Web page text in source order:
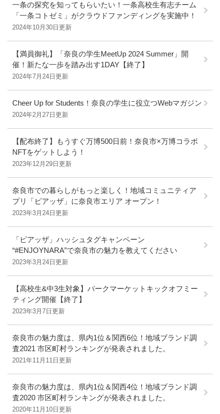
一条の探究を知ってもらいたい！一条高校生有志チーム
「一条コトゼミ」がクラウドファンディングを実施中！
2024年10月30日更新
【満員御礼】「奈良の学生MeetUp 2024 Summer」開
催！新たな一歩を踏み出す1DAY【終了】
2024年7月24日更新
Cheer Up for Students！奈良の学生に役立つWebマガジン
2024年2月27日更新
【配布終了】もうすぐ万博500日前！奈良市×万博コラボ
NFTをゲットしよう！
2023年12月29日更新
奈良市での暮らしがもっと楽しく！地域コミュニティア
プリ「ピアッザ」に奈良市エリア オープン！
2023年3月24日更新
「ピアッザ」ハッシュタグキャンペーン
“#ENJOYNARA”で奈良市の魅力を教えてください
2023年3月24日更新
【高校生&中3生対象】パークマーケットキックオフミー
ティング開催【終了】
2023年3月7日更新
奈良市の魅力度は、県内1位＆関西6位！地域ブランド調
査2021 市区町村ランキングが発表されました。
2021年11月11日更新
奈良市の魅力度は、県内1位＆関西4位！地域ブランド調
査2020 市区町村ランキングが発表されました。
2020年11月10日更新